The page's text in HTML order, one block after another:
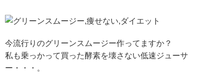
今流行りのグリーンスムージー作ってますか？
私も乗っかって買った酵素を壊さない低速ジューサ
ー・・・。